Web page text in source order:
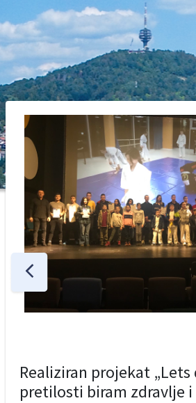
Realiziran projekat
pretilosti biram zdravlje i